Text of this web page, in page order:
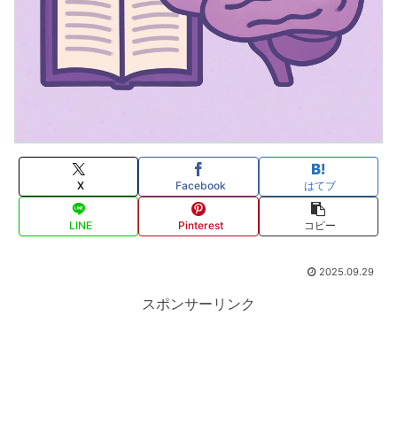
X Facebook はてブ
LINE Pinterest コピー
2025.09.29
スポンサーリンク